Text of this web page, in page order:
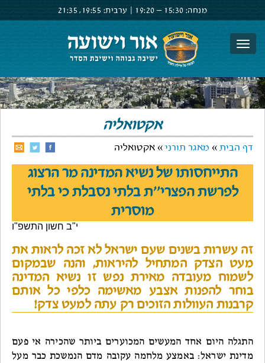
מנחה: 15:30 –
19:20 ערבית: 19:55,
21:35
אקטואליה
דף הבית » מאגר תורני » אקטואליה
התייחסותו של נשיא המדינה מר הרצוג
לפרשת הפצרי''ת בלתי נסבלת כי בלתי
מוסרית
י"ב חשון התשפ"ו
זה עשרות בשנים שעם ישראל לא זכה לראות את
מעט הצדק המתחיל להיראות, והנה שבמקום
לשמוח מעובדה מאירת נפש זו נשיא המדינה
בוחר להפנות אצבע מאשימה כלפי כל אותם
קרבנות העוולות הזוכים רק עתה למעט צדק!
התגלה היום אחד המעשים המכוערים ביותר שהכירה אי פעם
מדינת ישראל: באמצע מלחמה עקובה מדם הנמשכת כבר מעל